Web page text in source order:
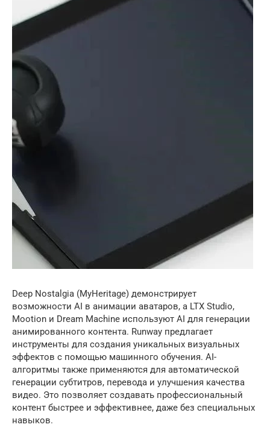
Deep Nostalgia (MyHeritage) демонстрирует
возможности AI в анимации аватаров, а LTX Studio,
Mootion и Dream Machine используют AI для генерации
анимированного контента. Runway предлагает
инструменты для создания уникальных визуальных
эффектов с помощью машинного обучения. AI-
алгоритмы также применяются для автоматической
генерации субтитров, перевода и улучшения качества
видео. Это позволяет создавать профессиональный
контент быстрее и эффективнее, даже без специальных
навыков.